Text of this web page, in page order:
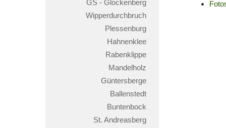
GS - Glockenberg
Wipperdurchbruch
Plessenburg
Hahnenklee
Rabenklippe
Mandelholz
Güntersberge
Ballenstedt
Buntenbock
St. Andreasberg